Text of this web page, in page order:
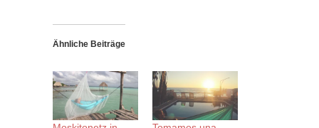
Ähnliche Beiträge